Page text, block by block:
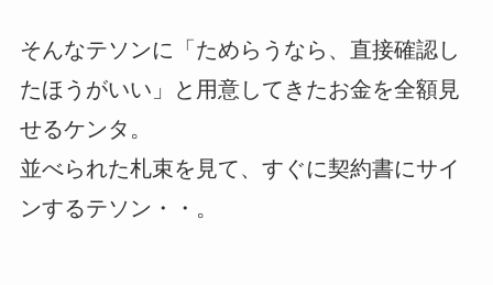
そんなテソンに「ためらうなら、直接確認し
たほうがいい」と用意してきたお金を全額見
せるケンタ。
並べられた札束を見て、すぐに契約書にサイ
ンするテソン・・。